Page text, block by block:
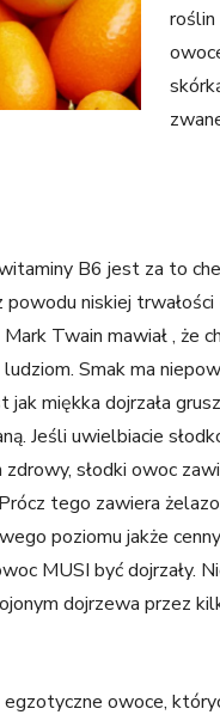
roślin
B6 jest za to
niskiej trwałości
Twain mawiał , że
Smak ma
miękka dojrzała
Jeśli uwielbiacie
słodki owoc
tego zawiera
poziomu jakże
MUSI być dojrzały.
dojrzewa przez
owoce,